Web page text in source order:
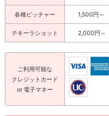
各種ピッチャー 1,500円～
テキーラショット 2,000円～
ご利用可能な
クレジットカード
or 電子マネー